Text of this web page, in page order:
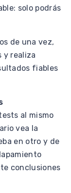
solo podrás
de una vez,
y realiza
fiables
al mismo
vea la
en otro y de
conclusiones